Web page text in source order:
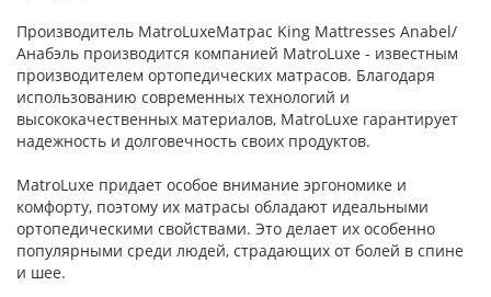
Производитель MatroLuxeМатрас King Mattresses Anabel/
Анабэль производится компанией MatroLuxe - известным
производителем ортопедических матрасов. Благодаря
использованию современных технологий и
высококачественных материалов, MatroLuxe гарантирует
надежность и долговечность своих продуктов.
MatroLuxe придает особое внимание эргономике и
комфорту, поэтому их матрасы обладают идеальными
ортопедическими свойствами. Это делает их особенно
популярными среди людей, страдающих от болей в спине
и шее.